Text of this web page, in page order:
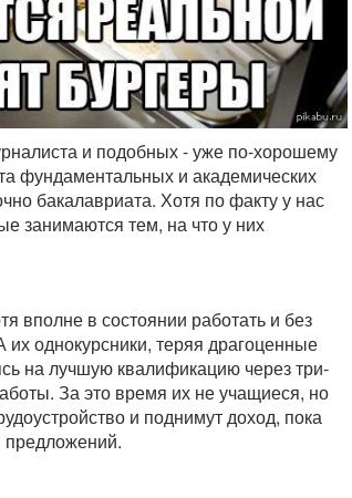
и подобных - уже по-хорошему
фундаментальных и академических
бакалавриата. Хотя по факту у нас
занимаются тем, на что у них
вполне в состоянии работать и без
однокурсники, теряя драгоценные
на лучшую квалификацию через три-
За это время их не учащиеся, но
и поднимут доход, пока
предложений.